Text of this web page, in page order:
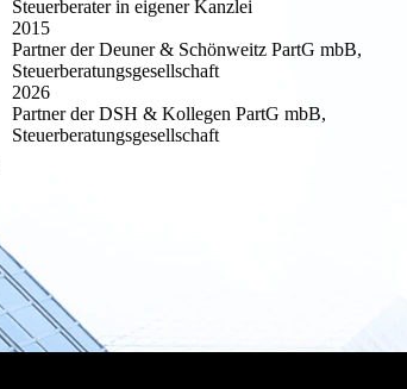
Steuerberater in eigener Kanzlei
2015
Partner der Deuner & Schönweitz PartG mbB,
Steuerberatungsgesellschaft
2026
Partner der DSH & Kollegen PartG mbB,
Steuerberatungsgesellschaft